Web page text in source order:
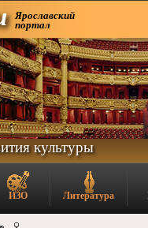
Ярославский
портал
культуры
ИЗО Литература